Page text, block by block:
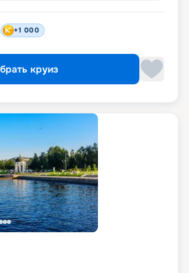
+1 000
круиз